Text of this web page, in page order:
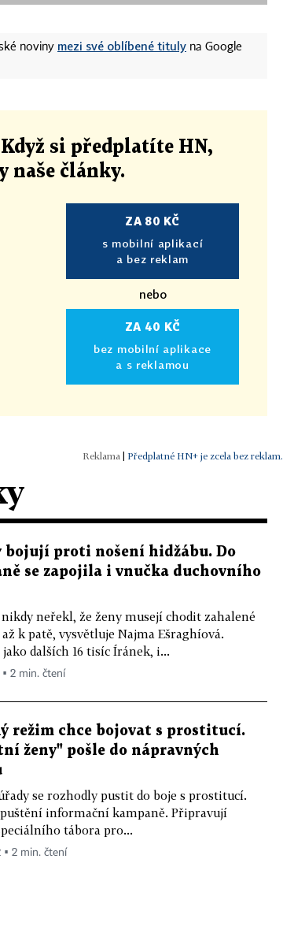
noviny mezi své oblíbené tituly na Google
si předplatíte HN,
naše články.
ZA 80 KČ
s mobilní aplikací
a bez reklam
nebo
ZA 40 KČ
bez mobilní aplikace
a s reklamou
| Předplatné HN+ je zcela bez reklam.
bojují proti nošení hidžábu. Do
se zapojila i vnučka duchovního
nikdy neřekl, že ženy musejí chodit zahalené
k patě, vysvětluje Najma Ešraghíová.
jako dalších 16 tisíc Íránek, i...
▪ 2 min. čtení
režim chce bojovat s prostitucí.
ženy" pošle do nápravných
se rozhodly pustit do boje s prostitucí.
informační kampaně. Připravují
tábora pro...
▪ 2 min. čtení